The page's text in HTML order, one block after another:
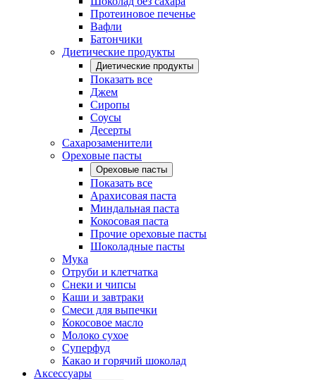
Протеиновое печенье
Вафли
Батончики
Диетические продукты
Диетические продукты
Показать все
Джем
Сиропы
Соусы
Десерты
Сахарозаменители
Ореховые пасты
Ореховые пасты
Показать все
Арахисовая паста
Миндальная паста
Кокосовая паста
Прочие ореховые пасты
Шоколадные пасты
Мука
Отруби и клетчатка
Снеки и чипсы
Каши и завтраки
Смеси для выпечки
Кокосовое масло
Молоко сухое
Суперфуд
Какао и горячий шоколад
Аксессуары